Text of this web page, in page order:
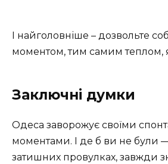
І найголовніше – дозвольте
моментом, тим самим теплом,
Заключні думки
Одеса заворожує своїми
моментами. І де б ви не були
затишних провулках, завжди